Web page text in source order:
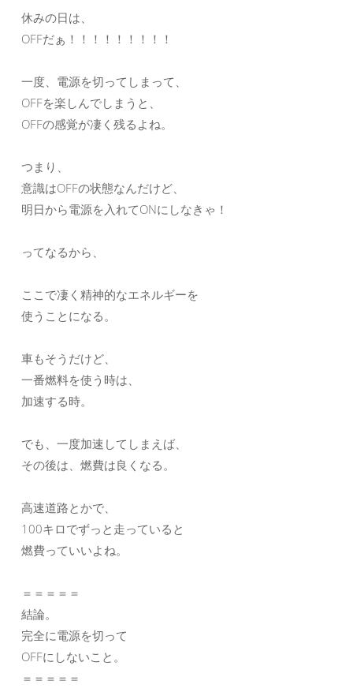
休みの日は、
OFFだぁ！！！！！！！！！
一度、電源を切ってしまって、
OFFを楽しんでしまうと、
OFFの感覚が凄く残るよね。
つまり、
意識はOFFの状態なんだけど、
明日から電源を入れてONにしなきゃ！
ってなるから、
ここで凄く精神的なエネルギーを
使うことになる。
車もそうだけど、
一番燃料を使う時は、
加速する時。
でも、一度加速してしまえば、
その後は、燃費は良くなる。
高速道路とかで、
100キロでずっと走っていると
燃費っていいよね。
＝＝＝＝＝
結論。
完全に電源を切って
OFFにしないこと。
＝＝＝＝＝